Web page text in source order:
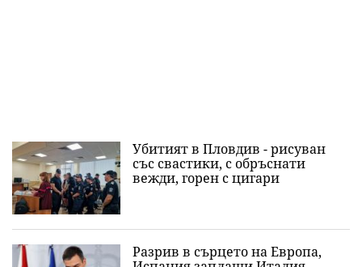
Убитият в Пловдив - рисуван
със свастики, с обръснати
вежди, горен с цигари
Разрив в сърцето на Европа,